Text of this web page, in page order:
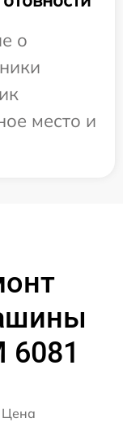
о
место и
6081
Цена